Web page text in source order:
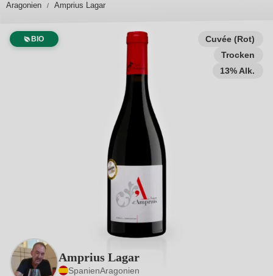
Aragonien Amprius Lagar
Cuvée (Rot)
Trocken
13% Alk.
BIO
Amprius Lagar
SpanienAragonien
Region, Winzer oder anderen